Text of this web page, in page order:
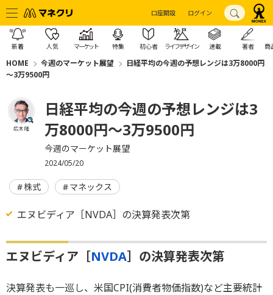
口座開設 ログイン
新着 人気 マーケット 特集 初心者 ライフデザイン 連載 著者 商
HOME 今週のマーケット展望
日経平均の今週の予想レンジは3万8000円
～3万9500円
広木 隆
日経平均の今週の予想レンジは3
万8000円～3万9500円
今週のマーケット展望
2024/05/20
株式 マネックス
エヌビディア［NVDA］の決算発表次第
エヌビディア［NVDA］の決算発表次第
決算発表も一巡し、米国CPI(消費者物価指数)など主要統計